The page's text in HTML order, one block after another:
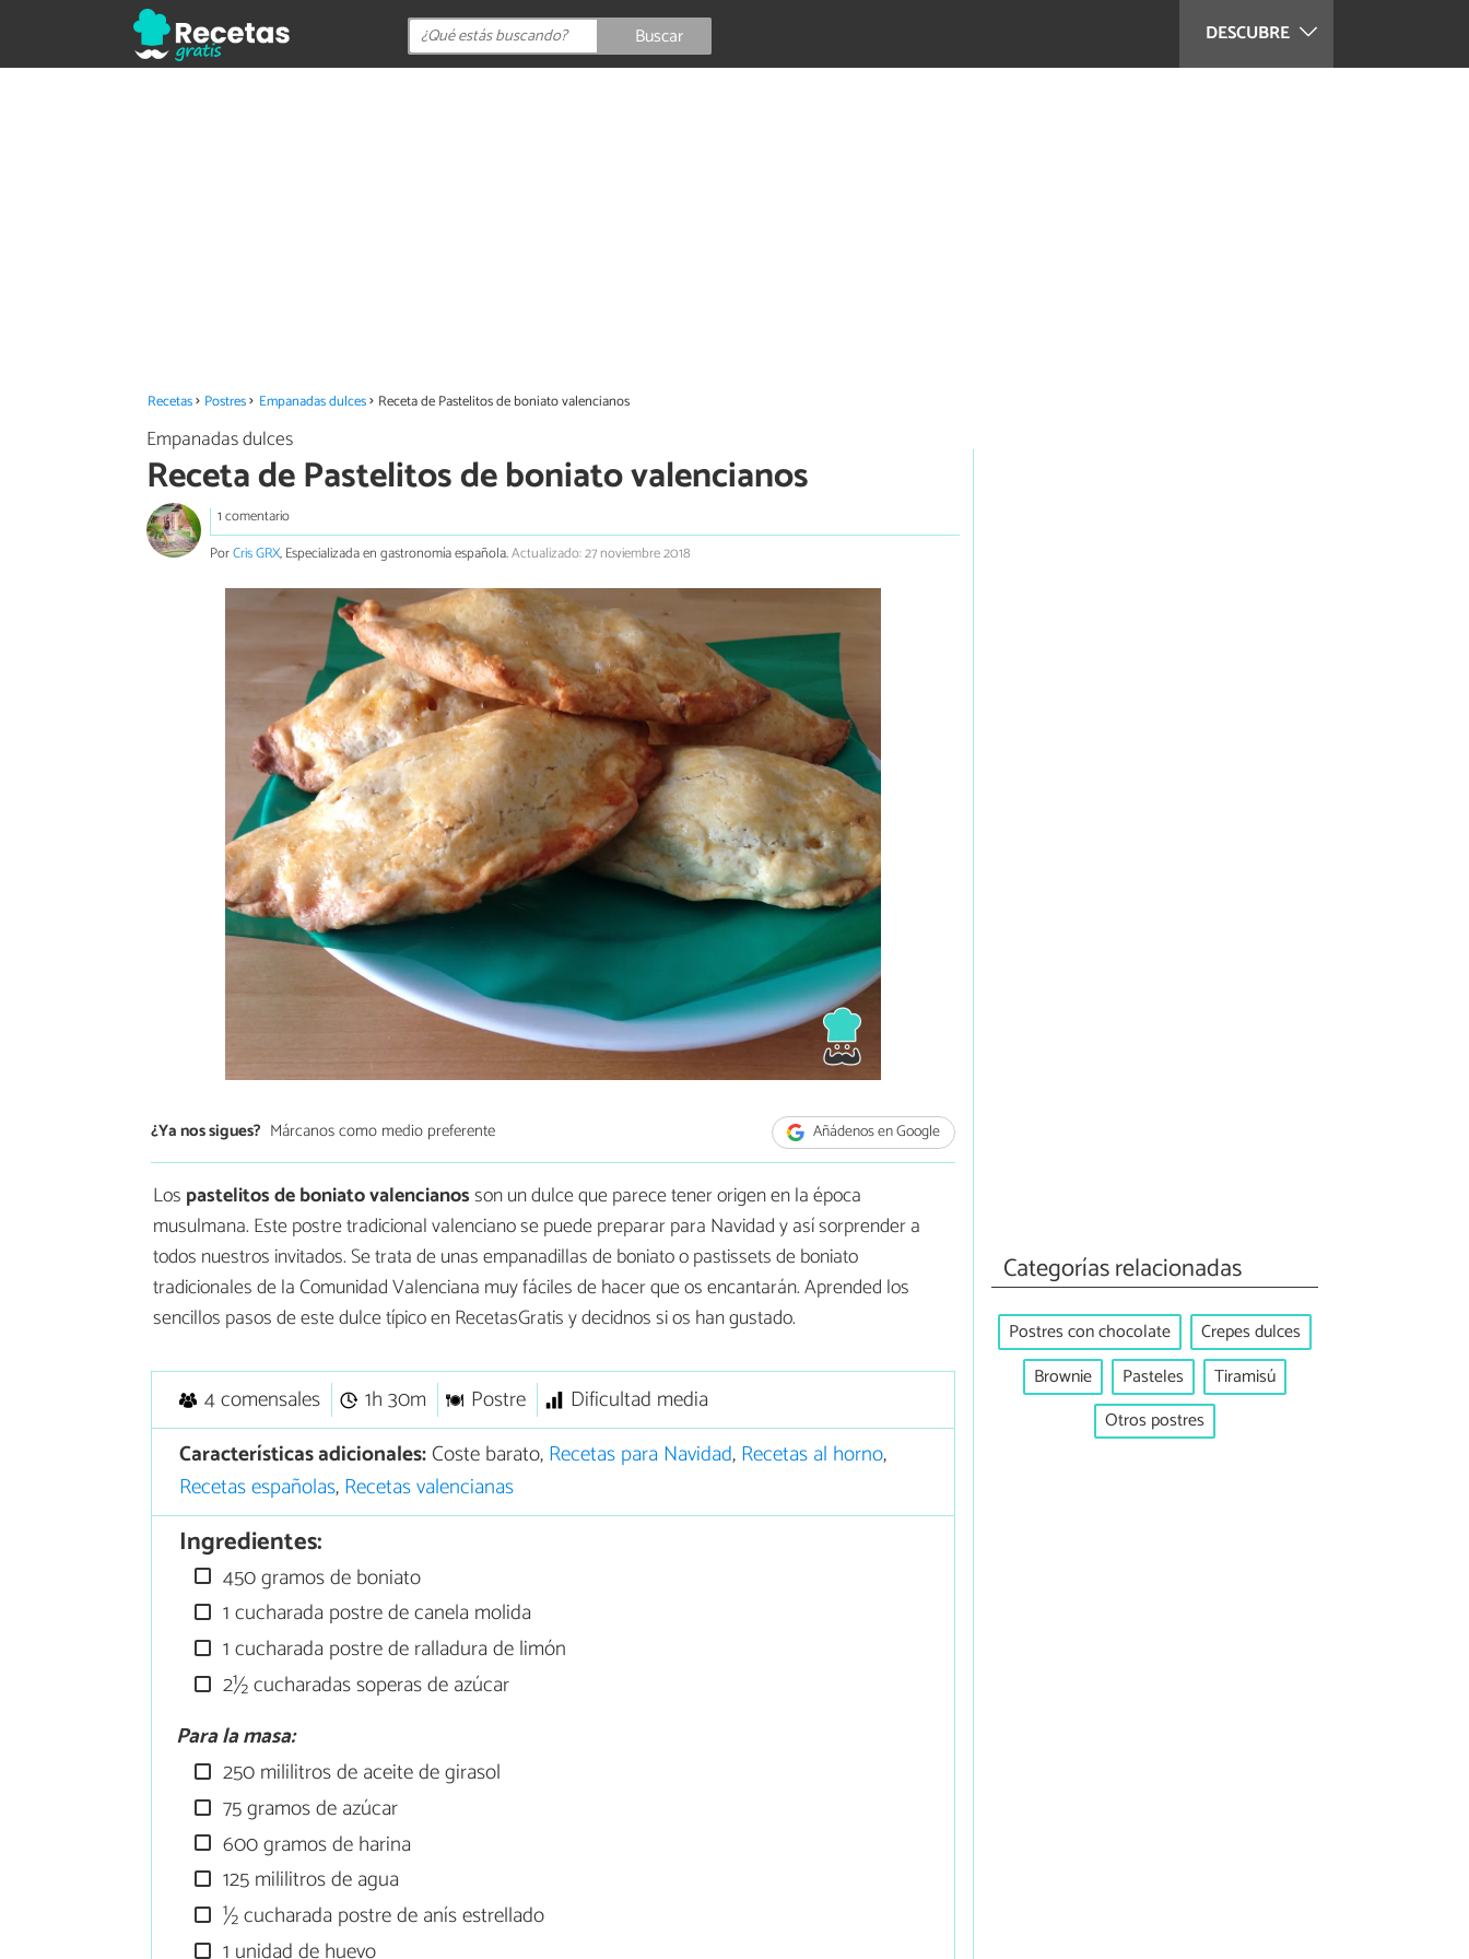
DESCUBRE
Buscar
Recetas Postres Empanadas dulces Receta de Pastelitos de boniato valencianos
Empanadas dulces
Receta de Pastelitos de boniato valencianos
1 comentario
PorCris GRX, Especializada en gastronomía española.Actualizado: 27 noviembre 2018
¿Ya nos sigues? Márcanos como medio preferente Añádenos en Google
Los pastelitos de boniato valencianosson un dulce que parece tener origen en la época
musulmana. Este postre tradicional valenciano se puede preparar para Navidad y así sorprender a
todos nuestros invitados. Se trata de unas empanadillas de boniato o pastissets de boniato
tradicionales de la Comunidad Valenciana muy fáciles de hacer que os encantarán. Aprended los
sencillos pasos de este dulce típico en RecetasGratis y decidnos si os han gustado.
4 comensales 1h 30m Postre
Dificultad media
Características adicionales:Coste barato,Recetas para Navidad,Recetas al horno,
Recetas españolas,Recetas valencianas
Ingredientes:
450 gramos de boniato
1 cucharada postre de canela molida
1 cucharada postre de ralladura de limón
2½ cucharadas soperas de azúcar
Para la masa:
250 mililitros de aceite de girasol
75 gramos de azúcar
600 gramos de harina
125 mililitros de agua
½ cucharada postre de anís estrellado
1 unidad de huevo
Categorías relacionadas
Postres con chocolate
Crepes dulces
Brownie
Pasteles
Tiramisú
Otros postres